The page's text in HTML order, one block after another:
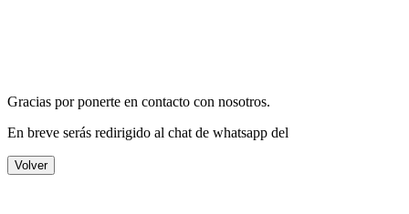
Gracias por ponerte en contacto con nosotros.
En breve serás redirigido al chat de whatsapp del
Volver